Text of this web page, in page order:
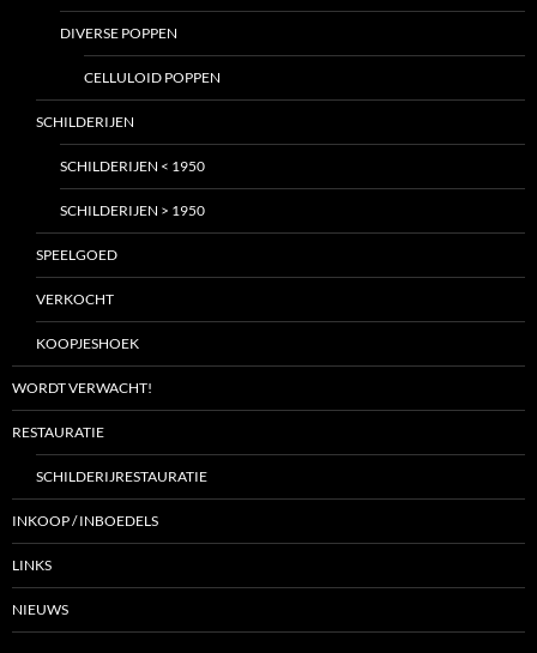
DIVERSE POPPEN
CELLULOID POPPEN
SCHILDERIJEN
SCHILDERIJEN < 1950
SCHILDERIJEN > 1950
SPEELGOED
VERKOCHT
KOOPJESHOEK
WORDT VERWACHT!
RESTAURATIE
SCHILDERIJRESTAURATIE
INKOOP / INBOEDELS
LINKS
NIEUWS